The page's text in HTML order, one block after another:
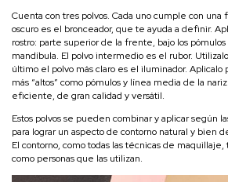
Cuenta con tres polvos. Cada uno cumple con
oscuro es el bronceador, que te ayuda a definir.
rostro: parte superior de la frente, bajo los
mandíbula. El polvo intermedio es el rubor.
último el polvo más claro es el iluminador. Aplicalo
más “altos” como pómulos y línea media de la
eficiente, de gran calidad y versátil.
Estos polvos se pueden combinar y aplicar según
para lograr un aspecto de contorno natural y bien
El contorno, como todas las técnicas de
como personas que las utilizan.